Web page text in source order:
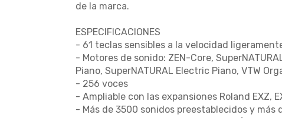
de la marca.
ESPECIFICACIONES
- 61 teclas sensibles a la velocidad
- Motores de sonido: ZEN-Core,
Piano, SuperNATURAL Electric Piano, VTW
- 256 voces
- Ampliable con las expansiones Roland EXZ,
- Más de 3500 sonidos preestablecidos y más